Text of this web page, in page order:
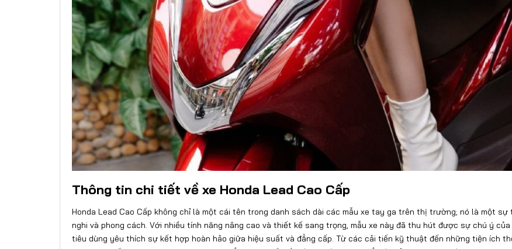
Thông tin chi tiết về xe Honda Lead Cao Cấp
Honda Lead Cao Cấp không chỉ là một cái tên trong danh sách dài các mẫu xe tay ga trên thị trường; nó là một sự
nghi và phong cách. Với nhiều tính năng nâng cao và thiết kế sang trọng, mẫu xe này đã thu hút được sự chú ý
tiêu dùng yêu thích sự kết hợp hoàn hảo giữa hiệu suất và đẳng cấp. Từ các cải tiến kỹ thuật đến những tiện ích